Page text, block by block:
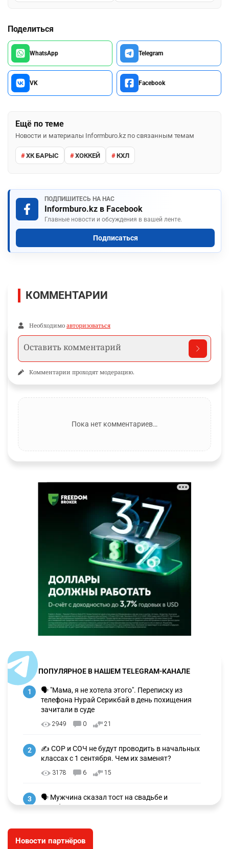
Поделиться
WhatsApp Telegram
VK Facebook
Ещё по теме
Новости и материалы Informburo.kz по связанным темам
ХК БАРЫС ХОККЕЙ КХЛ
ПОДПИШИТЕСЬ НА НАС
Informburo.kz в Facebook
Главные новости и обсуждения в вашей ленте.
Подписаться
КОММЕНТАРИИ
Необходимо авторизоваться
Комментарии проходят модерацию.
Пока нет комментариев…
ПОПУЛЯРНОЕ В НАШЕМ TELEGRAM-КАНАЛЕ
1
🗣 "Мама, я не хотела этого". Переписку из
телефона Нурай Серикбай в день похищения
зачитали в суде
2949 0 21
2
✍️ СОР и СОЧ не будут проводить в начальных
классах с 1 сентября. Чем их заменят?
3178 6 15
3
🗣 Мужчина сказал тост на свадьбе и
заработал уголовное дело
⚠️ Доброе утро, друзья! Предлагаем обзор
Новости партнёров